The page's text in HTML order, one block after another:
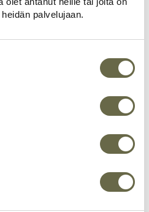
palvelujaan.